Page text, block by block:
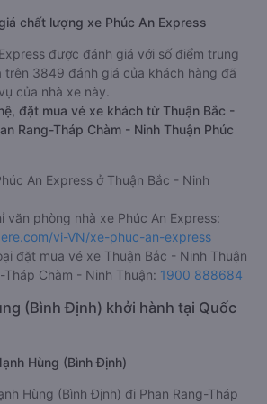
chất lượng xe Phúc An Express
được đánh giá với số điểm trung
trên 3849 đánh giá của khách hàng đã
của nhà xe này.
đặt mua vé xe khách từ Thuận Bắc -
Rang-Tháp Chàm - Ninh Thuận Phúc
An Express ở Thuận Bắc - Ninh
văn phòng nhà xe Phúc An Express:
vi-VN/xe-phuc-an-express
đặt mua vé xe Thuận Bắc - Ninh Thuận
Tháp Chàm - Ninh Thuận: 1900 888684
(Bình Định) khởi hành tại Quốc
Hùng (Bình Định)
Hùng (Bình Định) đi Phan Rang-Tháp